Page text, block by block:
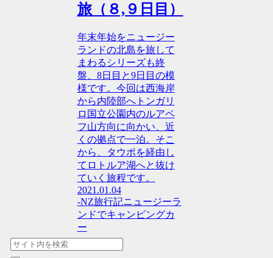
旅（８,９日目）
年末年始をニュージー
ランドの北島を旅して
まわるシリーズも終
盤、8日目と9日目の模
様です。今回は西海岸
から内陸部へトンガリ
ロ国立公園内のルアペ
フ山方向に向かい、近
くの拠点で一泊。そこ
から、タウポを経由し
てロトルア湖へと抜け
ていく旅程です。
2021.01.04
-NZ旅行記ニュージーラ
ンドでキャンピングカ
ー